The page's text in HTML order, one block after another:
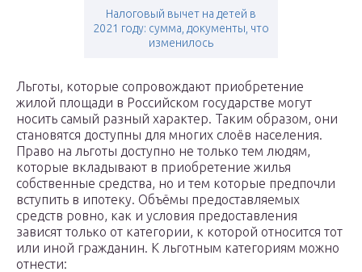
Налоговый вычет на детей в
2021 году: сумма, документы, что
изменилось
Льготы, которые сопровождают приобретение
жилой площади в Российском государстве могут
носить самый разный характер. Таким образом, они
становятся доступны для многих слоёв населения.
Право на льготы доступно не только тем людям,
которые вкладывают в приобретение жилья
собственные средства, но и тем которые предпочли
вступить в ипотеку. Объёмы предоставляемых
средств ровно, как и условия предоставления
зависят только от категории, к которой относится тот
или иной гражданин. К льготным категориям можно
отнести: